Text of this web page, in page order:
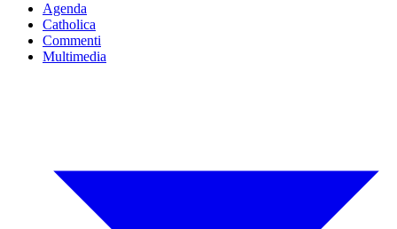
Agenda
Catholica
Commenti
Multimedia